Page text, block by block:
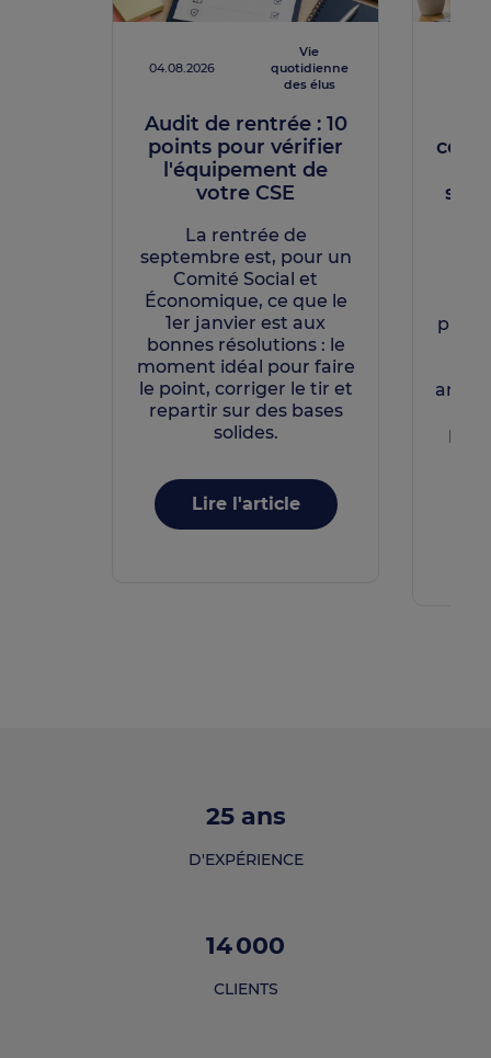
04.08.2026
Vie
quotidienne
des élus
Audit de rentrée : 10
points pour vérifier
l'équipement de
votre CSE
La rentrée de
septembre est, pour un
Comité Social et
Économique, ce que le
1er janvier est aux
bonnes résolutions : le
moment idéal pour faire
le point, corriger le tir et
repartir sur des bases
solides.
Lire l'article
25ans
D'EXPÉRIENCE
14 000
CLIENTS